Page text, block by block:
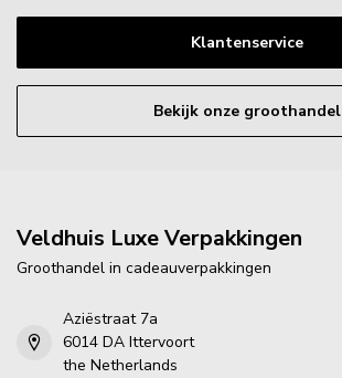
Klantenservice
Bekijk onze groothandel
Veldhuis Luxe Verpakkingen
Groothandel in cadeauverpakkingen
Aziëstraat 7a
6014 DA Ittervoort
the Netherlands